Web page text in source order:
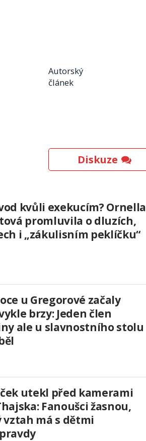
Autorský
článek
Diskuze
kvůli exekucím? Ornella
promluvila o dluzích,
i „zákulisním peklíčku“
u Gregorové začaly
brzy: Jeden člen
ale u slavnostního stolu
utekl před kamerami
Fanoušci žasnou,
vztah má s dětmi